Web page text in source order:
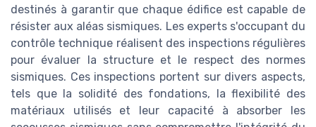
destinés à garantir que chaque édifice est capable de
résister aux aléas sismiques. Les experts s'occupant du
contrôle technique réalisent des inspections régulières
pour évaluer la structure et le respect des normes
sismiques. Ces inspections portent sur divers aspects,
tels que la solidité des fondations, la flexibilité des
matériaux utilisés et leur capacité à absorber les